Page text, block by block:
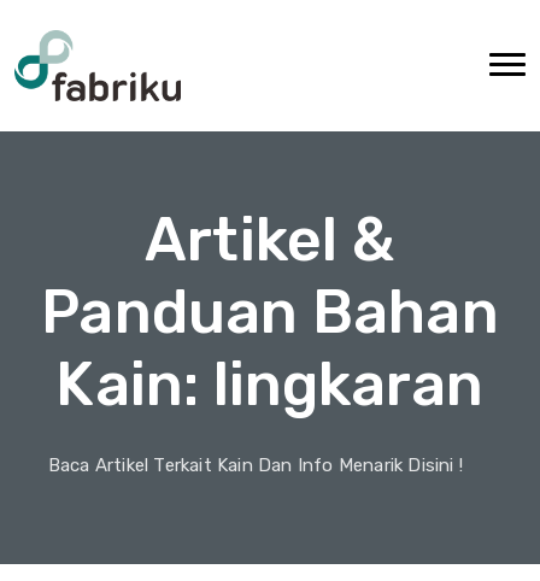
Artikel &
Panduan Bahan
Kain: lingkaran
Baca Artikel Terkait Kain Dan Info Menarik Disini !